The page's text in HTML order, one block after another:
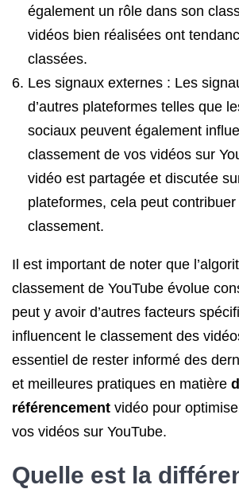
également un rôle dans son
vidéos bien réalisées ont
classées.
Les signaux externes : Les
d’autres plateformes telles que
sociaux peuvent également
classement de vos vidéos sur
vidéo est partagée et discutée
plateformes, cela peut contribuer
classement.
Il est important de noter que
classement de YouTube évolue
peut y avoir d’autres facteurs
influencent le classement des
essentiel de rester informé des
et meilleures pratiques en matière
référencement vidéo pour
vos vidéos sur YouTube.
Quelle est la